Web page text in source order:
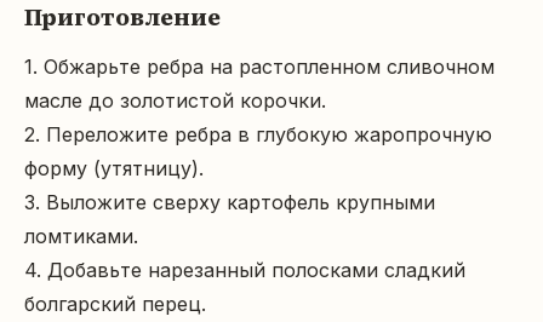
Приготовление
1. Обжарьте ребра на растопленном сливочном
масле до золотистой корочки.
2. Переложите ребра в глубокую жаропрочную
форму (утятницу).
3. Выложите сверху картофель крупными
ломтиками.
4. Добавьте нарезанный полосками сладкий
болгарский перец.